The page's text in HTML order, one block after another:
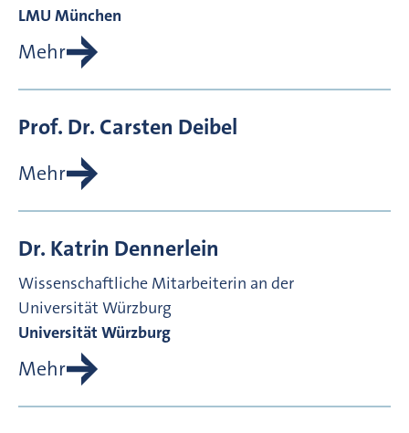
LMU München
Mehr
Prof. Dr. Carsten Deibel
Mehr
Dr. Katrin Dennerlein
Wissenschaftliche Mitarbeiterin an der
Universität Würzburg
Universität Würzburg
Mehr